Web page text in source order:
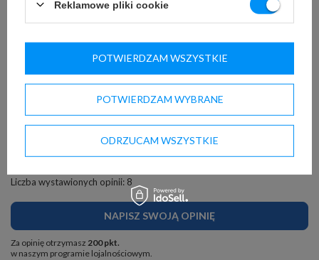
OPINIE NASZYCH KLIENTÓW
5.00
Liczba wystawionych opinii: 8
NAPISZ SWOJĄ OPINIĘ
Za opinię otrzymasz 200 pkt.
w naszym programie lojalnościowym.
Reklamowe pliki cookie
POTWIERDZAM WYBRANE
ODRZUCAM WSZYSTKIE
POTWIERDZAM WSZYSTKIE